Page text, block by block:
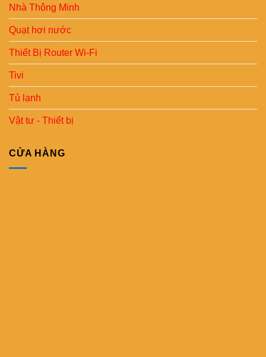
Nhà Thông Minh
Quạt hơi nước
Thiết Bị Router Wi-Fi
Tivi
Tủ lạnh
Vật tư - Thiết bị
CỬA HÀNG